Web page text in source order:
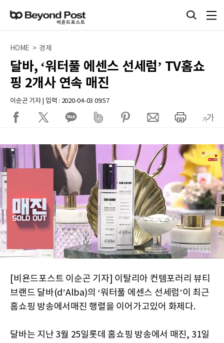
HOME > 경제
달바, ‘워터풀 에센스 선세럼’ TV홈쇼
핑 2개사 연속 매진
이순곤 기자 | 입력 : 2020-04-03 09:57
[비욘드포스트 이순곤 기자] 이탈리아 컨템포러리 뷰티
브랜드 달바(d’Alba)의 ‘워터풀 에센스 선세럼’이 최근
홈쇼핑 방송에서매진 행렬을 이어가고있어 화제다.
달바는 지난 3월 25일롯데 홈쇼핑 방송에서 매진, 31일